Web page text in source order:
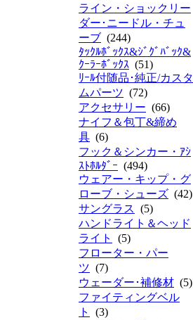
ライン・ショックリー
ダー･ニードル・チュ
ーブ (244)
ﾀｯｸﾙﾎﾞｯｸｽ&ｼﾞｸﾞﾊﾞｯｸ&
ｸｰﾗｰﾎﾞｯｸｽ (51)
ﾘｰﾙ付随品･純正/カスタ
ムパーツ (72)
アクセサリー (66)
ナイフ＆包丁&締め
具 (6)
フック＆シンカー・ｱｼ
ｽﾄﾎﾙﾀﾞｰ (494)
ウェアー・キップ・グ
ローブ・シューズ (42)
サングラス (5)
ハンドライト＆ヘッド
ライト
(5)
フローター・パー
ツ (7)
ウェーダー･補修材 (5)
ファイティングベル
ト
(3)